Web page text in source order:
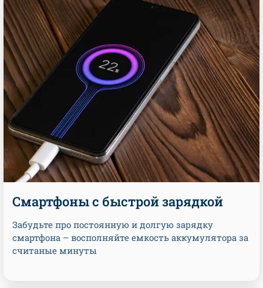
Смартфоны с быстрой зарядкой
Забудьте про постоянную и долгую зарядку
смартфона – восполняйте емкость аккумулятора за
считаные минуты